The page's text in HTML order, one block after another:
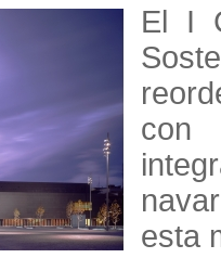
El I
con
esta